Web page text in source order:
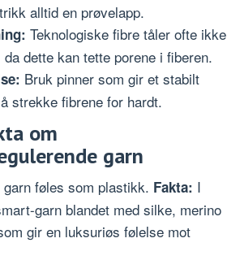
alltid en prøvelapp.
Teknologiske fibre tåler ofte ikke
dette kan tette porene i fiberen.
Bruk pinner som gir et stabilt
strekke fibrene for hardt.
om
garn
garn føles som plastikk. Fakta: I
garn blandet med silke, merino
gir en luksuriøs følelse mot